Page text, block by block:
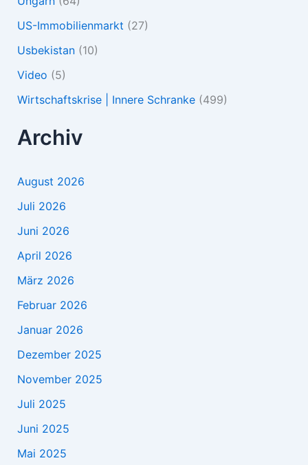
US-Immobilienmarkt (27)
Usbekistan(10)
Video (5)
Wirtschaftskrise | Innere Schranke(499)
Archiv
August 2026
Juli 2026
Juni 2026
April 2026
März 2026
Februar 2026
Januar 2026
Dezember 2025
November 2025
Juli 2025
Juni 2025
Mai 2025